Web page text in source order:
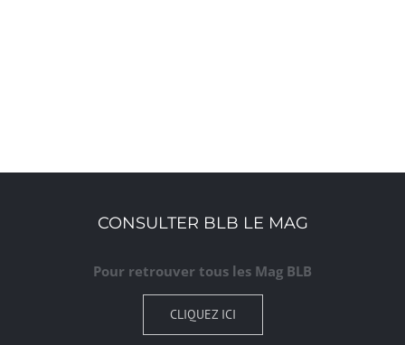
CONSULTER BLB LE MAG
Pour retrouver tous les Mag BLB
CLIQUEZ ICI